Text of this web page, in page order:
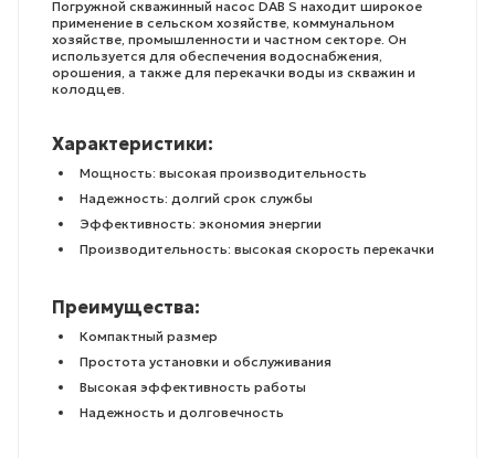
Погружной скважинный насос DAB S находит широкое
применение в сельском хозяйстве, коммунальном
хозяйстве, промышленности и частном секторе. Он
используется для обеспечения водоснабжения,
орошения, а также для перекачки воды из скважин и
колодцев.
Характеристики:
Мощность: высокая производительность
Надежность: долгий срок службы
Эффективность: экономия энергии
Производительность: высокая скорость перекачки
Преимущества:
Компактный размер
Простота установки и обслуживания
Высокая эффективность работы
Надежность и долговечность